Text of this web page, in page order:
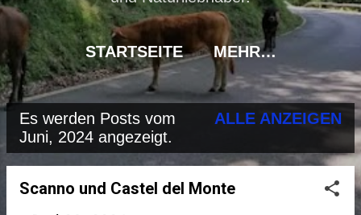
STARTSEITE MEHR…
P
o
Es werden Posts vom
Juni, 2024 angezeigt.
ALLE ANZEIGEN
Scanno und Castel del Monte